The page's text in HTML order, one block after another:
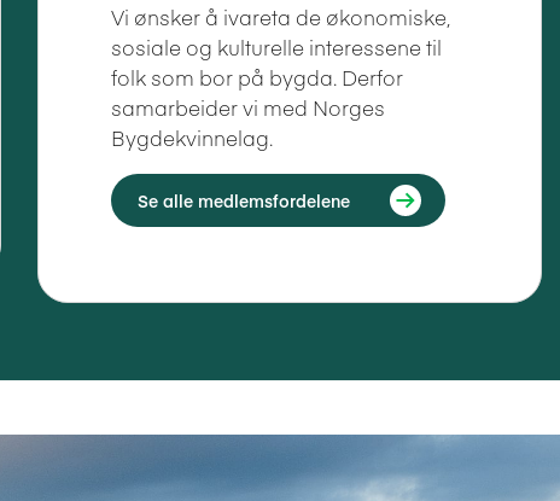
Vi ønsker å ivareta de økonomiske,
sosiale og kulturelle interessene til
folk som bor på bygda. Derfor
samarbeider vi med Norges
Bygdekvinnelag.
Se alle medlemsfordelene